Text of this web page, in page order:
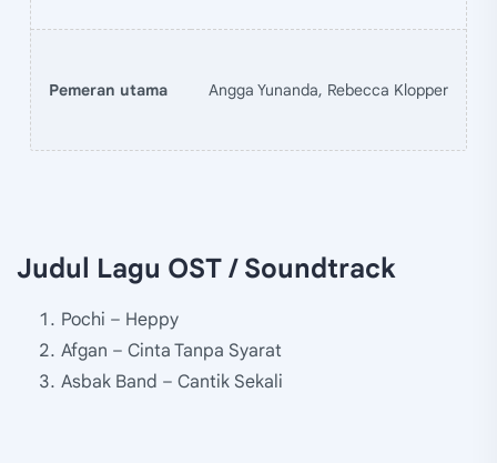
Pemeran utama Angga Yunanda, Rebecca Klopper
Judul Lagu OST / Soundtrack
Pochi – Heppy
Afgan – Cinta Tanpa Syarat
Asbak Band – Cantik Sekali